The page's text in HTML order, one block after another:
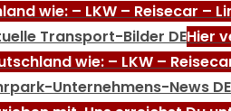
wie: – LKW – Reisecar –
Transport-Bilder DEHier
wie: – LKW –
Unternehmens-News DE